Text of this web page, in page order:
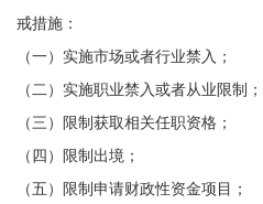
戒措施：
（一）实施市场或者行业禁入；
（二）实施职业禁入或者从业限制；
（三）限制获取相关任职资格；
（四）限制出境；
（五）限制申请财政性资金项目；